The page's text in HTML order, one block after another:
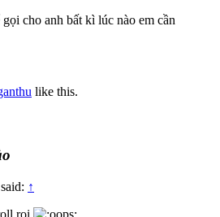
cho anh bất kì lúc nào em cần
like this.
↑